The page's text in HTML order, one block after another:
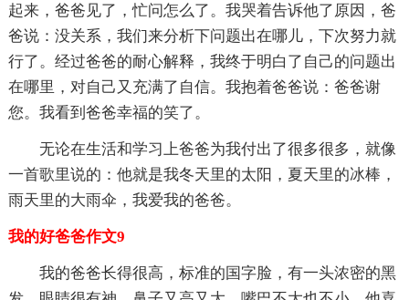
起来，爸爸见了，忙问怎么了。我哭着告诉他了原因，爸
爸说：没关系，我们来分析下问题出在哪儿，下次努力就
行了。经过爸爸的耐心解释，我终于明白了自己的问题出
在哪里，对自己又充满了自信。我抱着爸爸说：爸爸谢
您。我看到爸爸幸福的笑了。
无论在生活和学习上爸爸为我付出了很多很多，就像
一首歌里说的：他就是我冬天里的太阳，夏天里的冰棒，
雨天里的大雨伞，我爱我的爸爸。
我的好爸爸作文9
我的爸爸长得很高，标准的国字脸，有一头浓密的黑